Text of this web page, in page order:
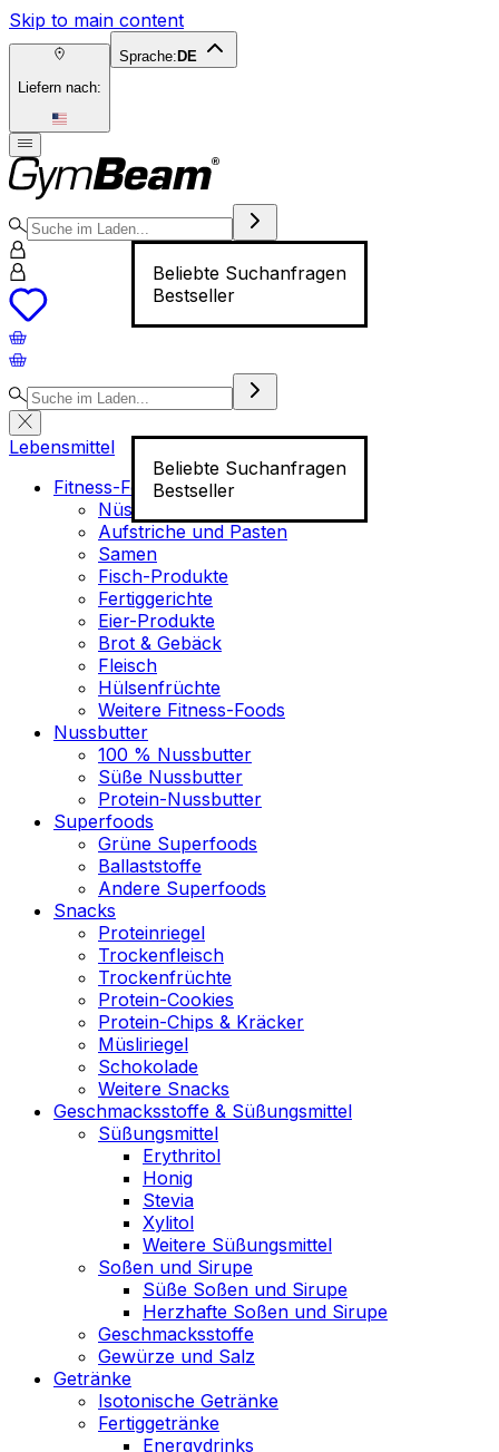
Skip to main content
Liefern nach:
Sprache: DE
Beliebte Suchanfragen
Bestseller
Beliebte Suchanfragen
Bestseller
Lebensmittel
Fitness-Food
Nüsse
Aufstriche und Pasten
Samen
Fisch-Produkte
Fertiggerichte
Eier-Produkte
Brot & Gebäck
Fleisch
Hülsenfrüchte
Weitere Fitness-Foods
Nussbutter
100 % Nussbutter
Süße Nussbutter
Protein-Nussbutter
Superfoods
Grüne Superfoods
Ballaststoffe
Andere Superfoods
Snacks
Proteinriegel
Trockenfleisch
Trockenfrüchte
Protein-Cookies
Protein-Chips & Kräcker
Müsliriegel
Schokolade
Weitere Snacks
Geschmacksstoffe & Süßungsmittel
Süßungsmittel
Erythritol
Honig
Stevia
Xylitol
Weitere Süßungsmittel
Soßen und Sirupe
Süße Soßen und Sirupe
Herzhafte Soßen und Sirupe
Geschmacksstoffe
Gewürze und Salz
Getränke
Isotonische Getränke
Fertiggetränke
Energydrinks